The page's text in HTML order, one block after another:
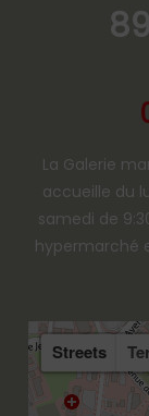
La Galerie
accueille du
samedi de
hypermarché
Streets